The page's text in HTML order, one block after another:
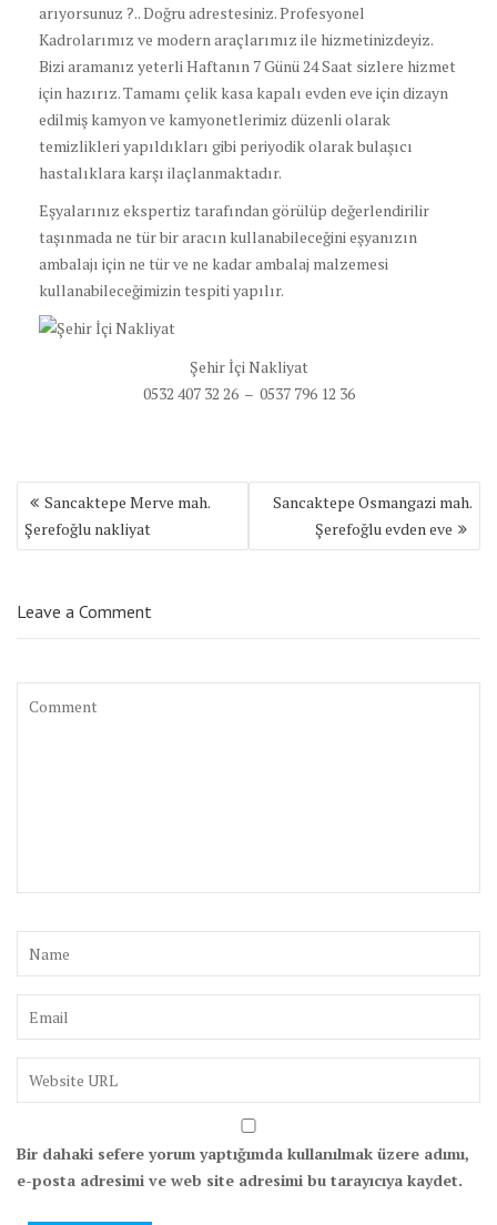
arıyorsunuz ?.. Doğru adrestesiniz. Profesyonel
Kadrolarımız ve modern araçlarımız ile hizmetinizdeyiz.
Bizi aramanız yeterli Haftanın 7 Günü 24 Saat sizlere hizmet
için hazırız. Tamamı çelik kasa kapalı evden eve için dizayn
edilmiş kamyon ve kamyonetlerimiz düzenli olarak
temizlikleri yapıldıkları gibi periyodik olarak bulaşıcı
hastalıklara karşı ilaçlanmaktadır.
Eşyalarınız ekspertiz tarafından görülüp değerlendirilir
taşınmada ne tür bir aracın kullanabileceğini eşyanızın
ambalajı için ne tür ve ne kadar ambalaj malzemesi
kullanabileceğimizin tespiti yapılır.
Şehir İçi Nakliyat
0532 407 32 26 – 0537 796 12 36
Yazı
dolaşımı
Sancaktepe Merve mah.
Şerefoğlu nakliyat
Sancaktepe Osmangazi mah.
Şerefoğlu evden eve
Leave a Comment
Bir dahaki sefere yorum yaptığımda kullanılmak üzere adımı,
e-posta adresimi ve web site adresimi bu tarayıcıya kaydet.